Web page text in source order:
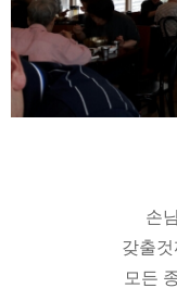
손
갖출
모든